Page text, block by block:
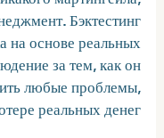
Бэктестинг
на основе реальных
за тем, как он
любые проблемы,
реальных денег.